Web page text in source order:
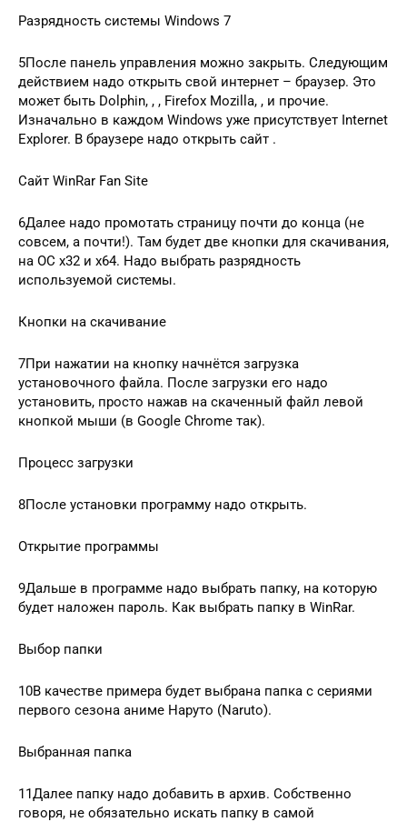
Разрядность системы Windows 7
5После панель управления можно закрыть. Следующим
действием надо открыть свой интернет – браузер. Это
может быть Dolphin, , , Firefox Mozilla, , и прочие.
Изначально в каждом Windows уже присутствует Internet
Explorer. В браузере надо открыть сайт .
Сайт WinRar Fan Site
6Далее надо промотать страницу почти до конца (не
совсем, а почти!). Там будет две кнопки для скачивания,
на ОС x32 и x64. Надо выбрать разрядность
используемой системы.
Кнопки на скачивание
7При нажатии на кнопку начнётся загрузка
установочного файла. После загрузки его надо
установить, просто нажав на скаченный файл левой
кнопкой мыши (в Google Chrome так).
Процесс загрузки
8После установки программу надо открыть.
Открытие программы
9Дальше в программе надо выбрать папку, на которую
будет наложен пароль. Как выбрать папку в WinRar.
Выбор папки
10В качестве примера будет выбрана папка с сериями
первого сезона аниме Наруто (Naruto).
Выбранная папка
11Далее папку надо добавить в архив. Собственно
говоря, не обязательно искать папку в самой